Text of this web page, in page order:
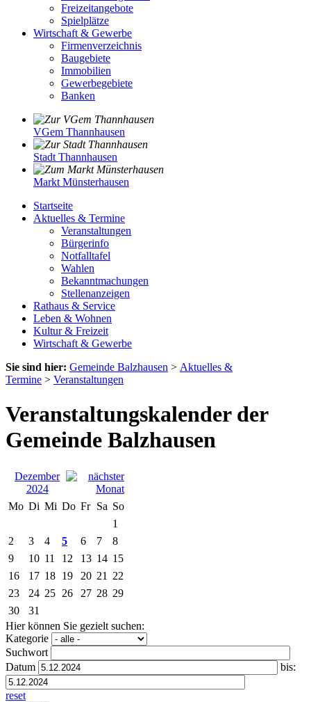
Freizeitangebote
Spielplätze
Wirtschaft & Gewerbe
Firmenverzeichnis
Baugebiete
Immobilien
Gewerbegebiete
Banken
VGem Thannhausen
Stadt Thannhausen
Markt Münsterhausen
Startseite
Aktuelles & Termine
Veranstaltungen
Bürgerinfo
Notfalltafel
Wahlen
Bekanntmachungen
Stellenanzeigen
Rathaus & Service
Leben & Wohnen
Kultur & Freizeit
Wirtschaft & Gewerbe
Sie sind hier: Gemeinde Balzhausen > Aktuelles &
Termine > Veranstaltungen
Veranstaltungskalender der
Gemeinde Balzhausen
Dezember
2024
Mo Di Mi Do Fr Sa So
1
2
3 4 5 6 7
8
9
10 11 12 13 14 15
16
17 18 19 20 21
22
23
24 25 26 27 28 29
30
31
Hier können Sie gezielt suchen:
Kategorie
Suchwort
Datum
bis:
reset